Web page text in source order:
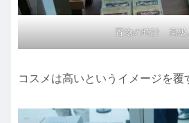
置物の時計 高級
コスメは高いというイメージを覆